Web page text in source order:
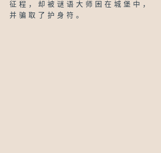
征程，却被谜语大师困在城堡中，
并骗取了护身符。